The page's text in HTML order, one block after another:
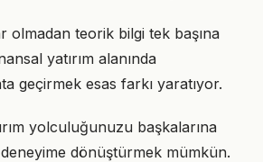
olmadan teorik bilgi tek başına
yatırım alanında
geçirmek esas farkı yaratıyor.
yolculuğunuzu başkalarına
dönüştürmek mümkün.